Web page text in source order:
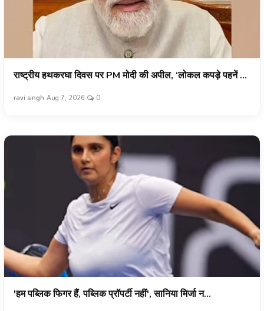
राष्ट्रीय हथकरघा दिवस पर PM मोदी की अपील, ‘लोकल कपड़े पहनें ...
ravi singh Aug 7, 2026 0
'हम पब्लिक फिगर हैं, पब्लिक प्रॉपर्टी नहीं', सानिया मिर्जा न...